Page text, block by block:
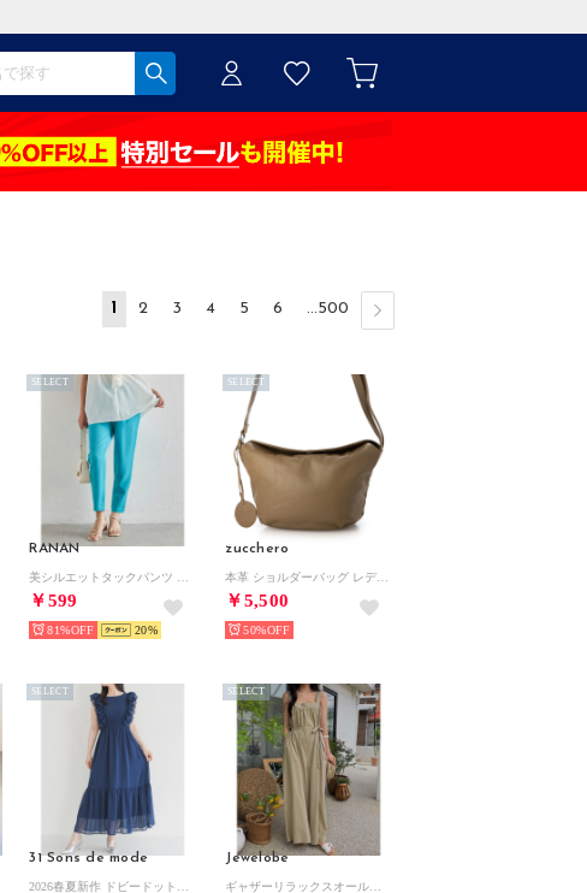
1 2 3 4 5 6 ...500
RANAN
￥599
SELECT
81% 20
zucchero
￥5,500
SELECT
50%
31 Sons de mode
SELECT
Jewelobe
SELECT